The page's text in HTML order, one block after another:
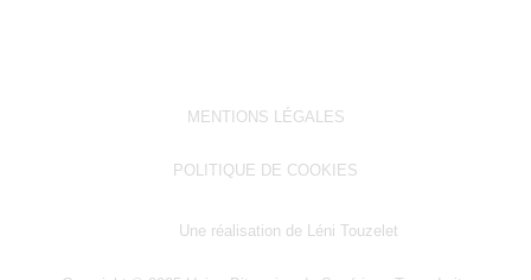
MENTIONS LÉGALES
POLITIQUE DE COOKIES
Une réalisation de Léni Touzelet